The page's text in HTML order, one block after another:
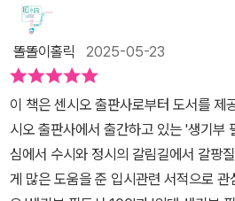
친구관계나 소통능력, 나눔과 배려 등 타
나는 것이 얼마나 중요한 지에 대해서 알
학이든, 차후 취업하여 회사든 어디가든
3~5PART에서는 인문사회, 과학, 수학
정해주고 있는데 단순 추천도서의 내용
천도서를 읽고 후속활동을 하면 좋은 내
어서 너무 실용적이라는 생각이 들었다.
도서나 사이트들은 많지만 막상 책을 읽
읽었던 적이 있는데요, 너무 내용들이 괜
만 모아놓은 이번 <생기부 필독서 100>
피지기면 백전백승! 2025년부터 확 바
개편까지 반영된 대학이 원하는 독서법!
어 주고 있어요.공부하기도 바쁜데, 더
5등급제로 바뀌면서 변별력은 더욱 감소
중이 더 커질 수밖에 없는데요.. 부모들
해요.교내 행사 활동도 중요해지고, 동아
똘똘이홀릭 2025-05-23
이 책은 센시오 출판사로부터 도서를 제
시오 출판사에서 출간하고 있는 '생기부
심에서 수시와 정시의 갈림길에서 갈팡
게 많은 도움을 준 입시관련 서적으로 관